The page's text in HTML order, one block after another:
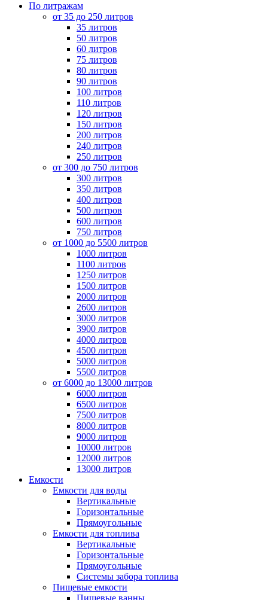
По литражам
от 35 до 250 литров
35 литров
50 литров
60 литров
75 литров
80 литров
90 литров
100 литров
110 литров
120 литров
150 литров
200 литров
240 литров
250 литров
от 300 до 750 литров
300 литров
350 литров
400 литров
500 литров
600 литров
750 литров
от 1000 до 5500 литров
1000 литров
1100 литров
1250 литров
1500 литров
2000 литров
2600 литров
3000 литров
3900 литров
4000 литров
4500 литров
5000 литров
5500 литров
от 6000 до 13000 литров
6000 литров
6500 литров
7500 литров
8000 литров
9000 литров
10000 литров
12000 литров
13000 литров
Емкости
Емкости для воды
Вертикальные
Горизонтальные
Прямоугольные
Емкости для топлива
Вертикальные
Горизонтальные
Прямоугольные
Системы забора топлива
Пищевые емкости